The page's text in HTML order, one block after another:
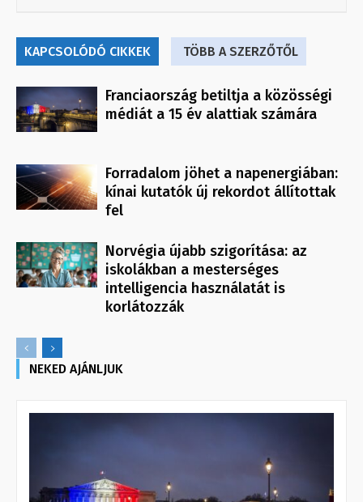
KAPCSOLÓDÓ CIKKEK TÖBB A SZERZŐTŐL
Franciaország betiltja a közösségi
médiát a 15 év alattiak számára
Forradalom jöhet a napenergiában:
kínai kutatók új rekordot állítottak
fel
Norvégia újabb szigorítása: az
iskolákban a mesterséges
intelligencia használatát is
korlátozzák
NEKED AJÁNLJUK